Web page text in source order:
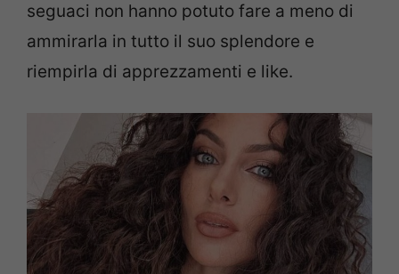
seguaci non hanno potuto fare a meno di
ammirarla in tutto il suo splendore e
riempirla di apprezzamenti e like.